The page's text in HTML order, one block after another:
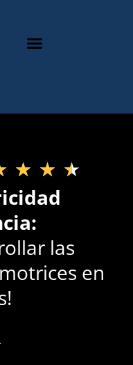
★ ★ ★
las
en